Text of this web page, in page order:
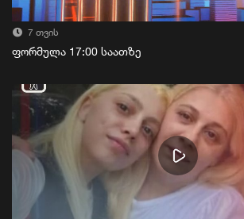
7 თვის
ფორმულა 17:00 საათზე